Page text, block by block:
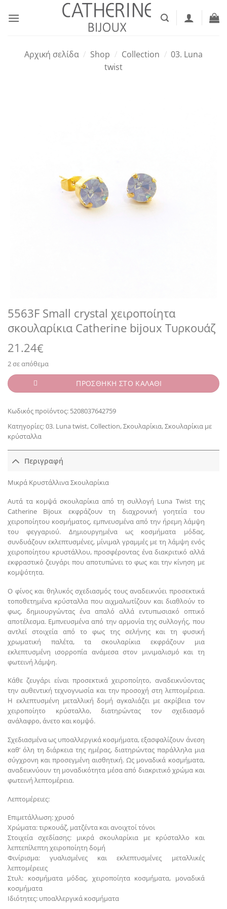
στο
Αρχική σελίδα / Shop / Collection / 03. Luna
twist
5563F Small crystal χειροποίητα
σκουλαρίκια Catherine bijoux Τυρκουάζ
21.24€
2 σε απόθεμα
ΠΡΟΣΘΗΚΗ ΣΤΟ ΚΑΛΑΘΙ
Κωδικός προϊόντος: 5208037642759
Κατηγορίες:03. Luna twist,Collection,Σκουλαρίκια,Σκουλαρίκια με
κρύσταλλα
Περιγραφή
Μικρά Κρυστάλλινα Σκουλαρίκια
Αυτά τα κομψά σκουλαρίκια από τη συλλογή Luna Twist της
Catherine Bijoux εκφράζουν τη διαχρονική γοητεία του
χειροποίητου κοσμήματος, εμπνευσμένα από την ήρεμη λάμψη
του φεγγαριού. Δημιουργημένα ως κοσμήματα μόδας,
συνδυάζουν εκλεπτυσμένες, μίνιμαλ γραμμές με τη λάμψη ενός
χειροποίητου κρυστάλλου, προσφέροντας ένα διακριτικό αλλά
εκφραστικό ζευγάρι που αποτυπώνει το φως και την κίνηση με
κομψότητα.
Ο φίνος και θηλυκός σχεδιασμός τους αναδεικνύει προσεκτικά
τοποθετημένα κρύσταλλα που αιχμαλωτίζουν και διαθλούν το
φως, δημιουργώντας ένα απαλό αλλά εντυπωσιακό οπτικό
αποτέλεσμα. Εμπνευσμένα από την αρμονία της συλλογής, που
αντλεί στοιχεία από το φως της σελήνης και τη φυσική
χρωματική παλέτα, τα σκουλαρίκια εκφράζουν μια
εκλεπτυσμένη ισορροπία ανάμεσα στον μινιμαλισμό και τη
φωτεινή λάμψη.
Κάθε ζευγάρι είναι προσεκτικά χειροποίητο, αναδεικνύοντας
την αυθεντική τεχνογνωσία και την προσοχή στη λεπτομέρεια.
Η εκλεπτυσμένη μεταλλική δομή αγκαλιάζει με ακρίβεια τον
χειροποίητο κρύσταλλο, διατηρώντας τον σχεδιασμό
ανάλαφρο, άνετο και κομψό.
Σχεδιασμένα ως υποαλλεργικά κοσμήματα, εξασφαλίζουν άνεση
καθ’ όλη τη διάρκεια της ημέρας, διατηρώντας παράλληλα μια
σύγχρονη και προσεγμένη αισθητική. Ως μοναδικά κοσμήματα,
αναδεικνύουν τη μοναδικότητα μέσα από διακριτικό χρώμα και
φωτεινή λεπτομέρεια.
Λεπτομέρειες:
Επιμετάλλωση: χρυσό
Χρώματα: τιρκουάζ, ματζέντα και ανοιχτοί τόνοι
Στοιχεία σχεδίασης: μικρά σκουλαρίκια με κρύσταλλο και
λεπτεπίλεπτη χειροποίητη δομή
Φινίρισμα: γυαλισμένες και εκλεπτυσμένες μεταλλικές
λεπτομέρειες
Στυλ: κοσμήματα μόδας, χειροποίητα κοσμήματα, μοναδικά
κοσμήματα
Ιδιότητες: υποαλλεργικά κοσμήματα